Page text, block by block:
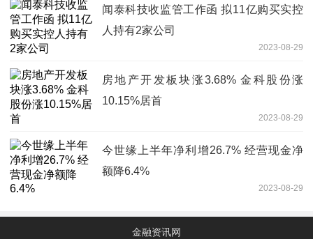
闻泰科技收监管工作函 拟11亿购买实控
人持有2家公司
2023-08-29
房地产开发板块涨3.68% 金科股份涨
10.15%居首
2023-08-29
今世缘上半年净利增26.7% 经营现金净
额降6.4%
2023-08-29
金融资讯网